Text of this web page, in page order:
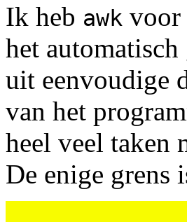
Ik heb awk voor
het automatisch
uit eenvoudige
van het
heel veel taken
De enige grens